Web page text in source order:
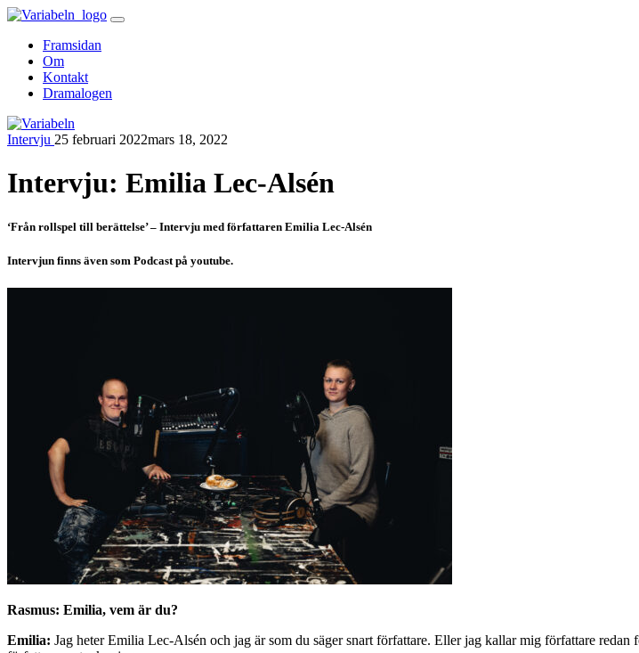
Skip
contentFramsidan
Om
Kontakt
Dramalogen
Intervju 25 februari 2022mars 18, 2022
Intervju: Emilia Lec-Alsén
‘Från rollspel till berättelse’ – Intervju med författaren Emilia Lec-Alsén
Intervjun finns även som Podcast på youtube.
Rasmus: Emilia, vem är du?
Emilia: Jag heter Emilia Lec-Alsén och jag är som du säger snart författare. Eller jag kallar mig författare